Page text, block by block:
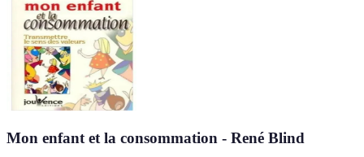
Mon enfant et la consommation - René Blind